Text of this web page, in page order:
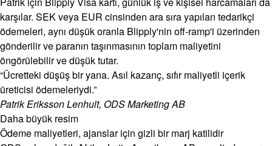
karşılar. SEK veya EUR cinsinden ara sıra yapılan tedarikçi
ödemeleri, aynı düşük oranla Blipply'nin off-ramp'i üzerinden
gönderilir ve paranın taşınmasının toplam maliyetini
öngörülebilir ve düşük tutar.
“Ücretteki düşüş bir yana. Asıl kazanç, sıfır maliyetli içerik
üreticisi ödemeleriydi.”
Patrik Eriksson Lenhult, ODS Marketing AB
Daha büyük resim
Ödeme maliyetleri, ajanslar için gizli bir marj katilidir